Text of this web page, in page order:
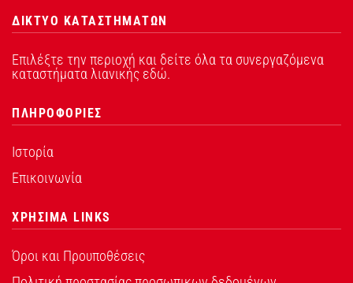
ΔΙΚΤΥΟ ΚΑΤΑΣΤΗΜΑΤΩΝ
Επιλέξτε την περιοχή και δείτε όλα τα συνεργαζόμενα
καταστήματα λιανικής εδώ.
ΠΛΗΡΟΦΟΡΙΕΣ
Ιστορία
Επικοινωνία
ΧΡΗΣΙΜΑ LINKS
Όροι και Προυποθέσεις